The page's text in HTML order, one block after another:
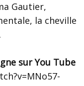
Gautier,
la cheville
sur You Tube